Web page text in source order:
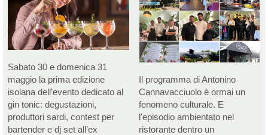
Sabato 30 e domenica 31
maggio la prima edizione
isolana dell’evento dedicato al
gin tonic: degustazioni,
produttori sardi, contest per
bartender e dj set all’ex
Il programma di Antonino
Cannavacciuolo è ormai un
fenomeno culturale. E
l'episodio ambientato nel
ristorante dentro un